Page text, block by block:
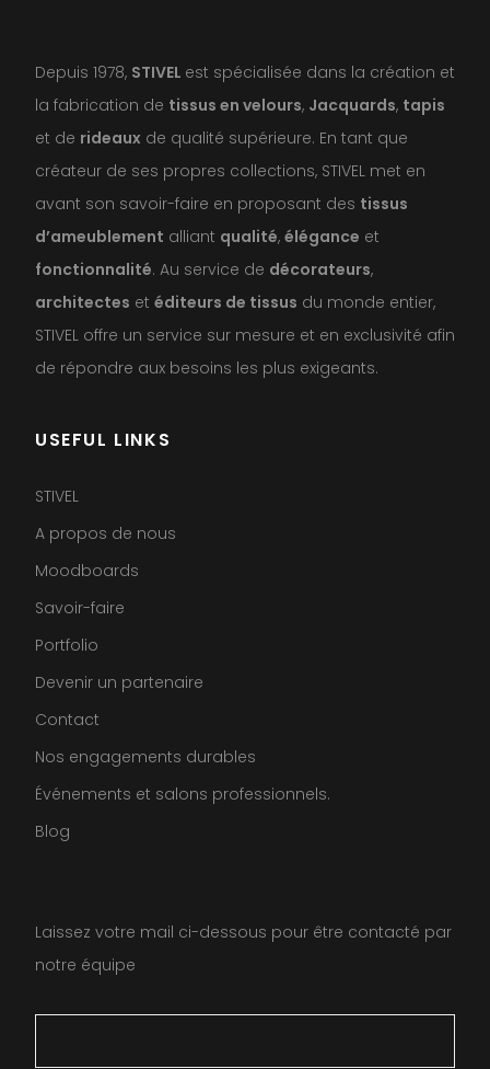
Depuis 1978, STIVEL est spécialisée dans la création et
la fabrication de tissus en velours, Jacquards, tapis
et de rideaux de qualité supérieure. En tant que
créateur de ses propres collections, STIVEL met en
avant son savoir-faire en proposant des tissus
d’ameublement alliant qualité, élégance et
fonctionnalité. Au service de décorateurs,
architectes et éditeurs de tissus du monde entier,
STIVEL offre un service sur mesure et en exclusivité afin
de répondre aux besoins les plus exigeants.
USEFUL LINKS
STIVEL
A propos de nous
Moodboards
Savoir-faire
Portfolio
Devenir un partenaire
Contact
Nos engagements durables
Événements et salons professionnels.
Blog
Laissez votre mail ci-dessous pour être contacté par
notre équipe